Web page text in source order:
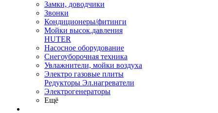
Замки, доводчики
Звонки
Кондиционеры/фитинги
Мойки высок.давления
HUTER
Насосное оборудование
Снегоуборочная техника
Увлажнители, мойки воздуха
Электро газовые плиты
Редукторы Эл.нагреватели
Электрогенераторы
Ещё